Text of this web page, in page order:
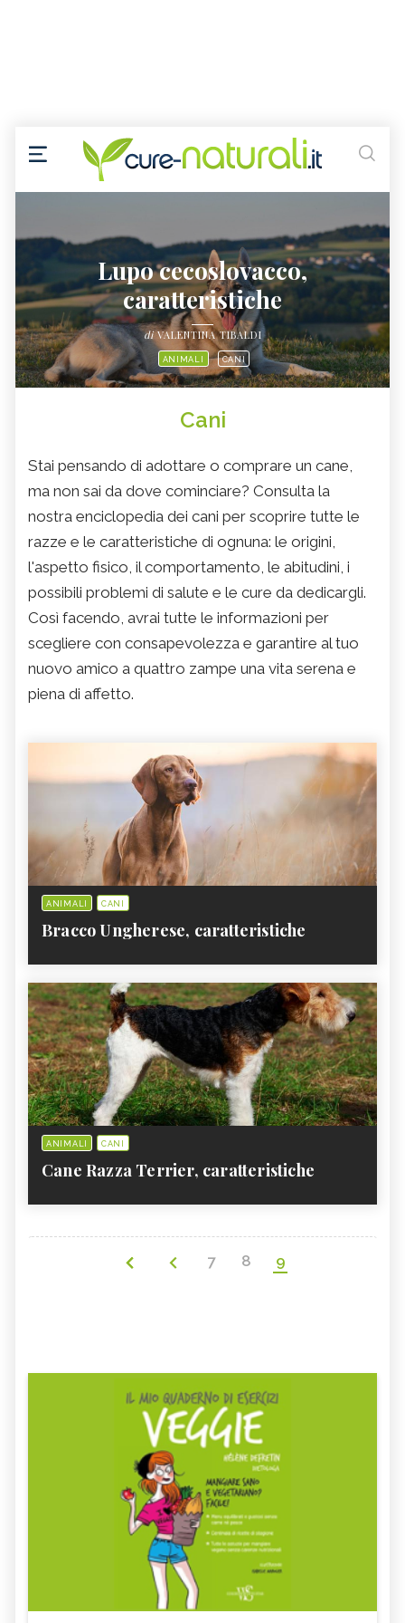
Lupo cecoslovacco,
caratteristiche
diVALENTINA TIBALDI
ANIMALI CANI
Cani
Stai pensando di adottare o comprare un cane,
ma non sai da dove cominciare? Consulta la
nostra enciclopedia dei cani per scoprire tutte le
razze e le caratteristiche di ognuna: le origini,
l'aspetto fisico, il comportamento, le abitudini, i
possibili problemi di salute e le cure da dedicargli.
Così facendo, avrai tutte le informazioni per
scegliere con consapevolezza e garantire al tuo
nuovo amico a quattro zampe una vita serena e
piena di affetto.
ANIMALI CANI
Bracco Ungherese, caratteristiche
ANIMALI CANI
Cane Razza Terrier, caratteristiche
7 8 9